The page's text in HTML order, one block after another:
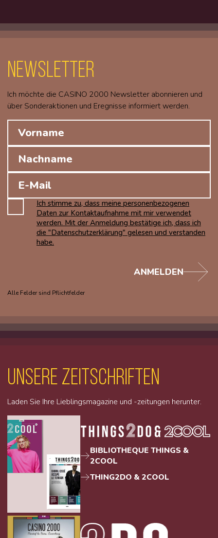
Newsletter
Ich möchte die CASINO 2000 Newsletter abonnieren und
über Sonderaktionen und Eregnisse informiert werden.
Ich stimme zu, dass meine personenbezogenen
Daten zur Kontaktaufnahme mit mir verwendet
werden. Mit der Anmeldung bestätige ich, dass ich
die "Datenschutzerklärung" gelesen und verstanden
habe.
Alle Felder sind Pflichtfelder
ANMELDEN
unsere Zeitschriften
Laden Sie Ihre Lieblingsmagazine und -zeitungen herunter.
BIBLIOTHEQUE THINGS &
2COOL
THING2DO & 2COOL